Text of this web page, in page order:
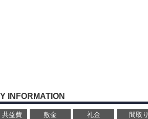
INFORMATION
共益費 敷金 礼金 間取り